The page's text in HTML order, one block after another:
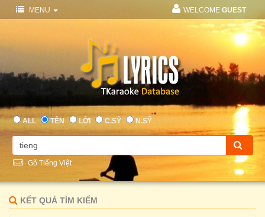
MENU WELCOME GUEST
ALL TÊN LỜI C.SỸ N.SỸ
Gõ Tiếng Việt
KẾT QUẢ TÌM KIẾM